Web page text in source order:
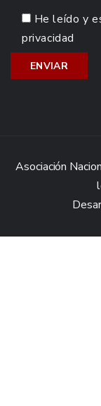
He leído y
privacidad
Asociación